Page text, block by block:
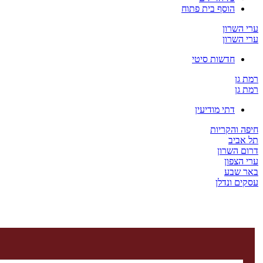
הוסף בית פתוח
ערי השרון
ערי השרון
חדשות סיטי
רמת גן
רמת גן
דתי מודיעין
חיפה והקריות
תל אביב
דרום השרון
ערי הצפון
באר שבע
עסקים ונדלן